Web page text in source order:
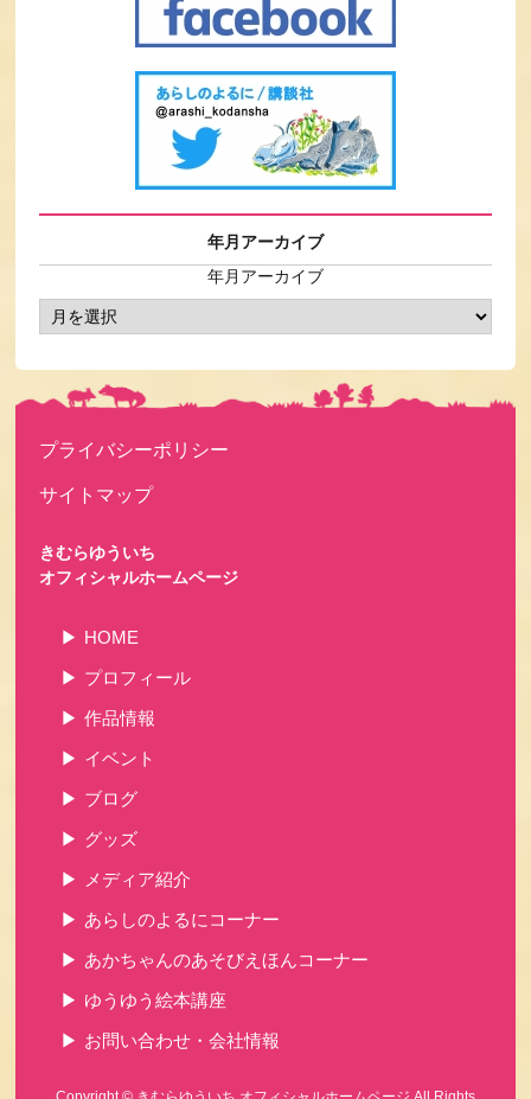
年月アーカイブ
年月アーカイブ
プライバシーポリシー
サイトマップ
きむらゆういち
オフィシャルホームページ
HOME
プロフィール
作品情報
イベント
ブログ
グッズ
メディア紹介
あらしのよるにコーナー
あかちゃんのあそびえほんコーナー
ゆうゆう絵本講座
お問い合わせ・会社情報